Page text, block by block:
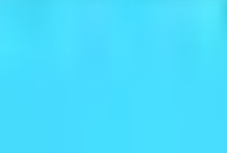
ソリューション
ら